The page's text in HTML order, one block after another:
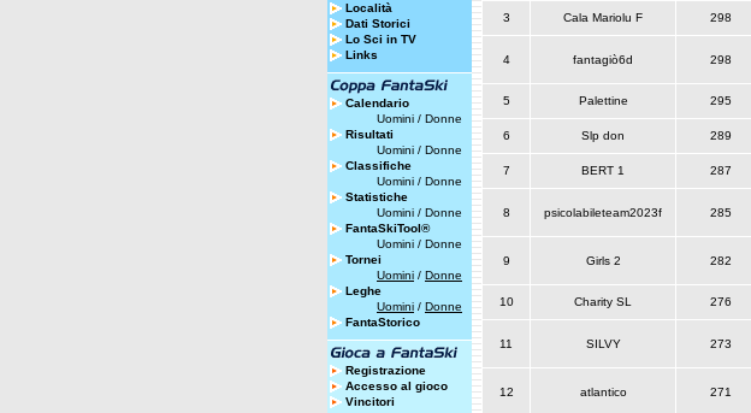
Località
Dati Storici
Lo Sci in TV
Links
Calendario
Uomini / Donne
Risultati
Uomini / Donne
Classifiche
Uomini / Donne
Statistiche
Uomini / Donne
FantaSkiTool®
Uomini / Donne
Tornei
Uomini / Donne
Leghe
Uomini / Donne
FantaStorico
Registrazione
Accesso al gioco
Vincitori
3 Cala Mariolu F 298
4 fantagiò6d 298
5 Palettine 295
6 Slp don 289
7 BERT 1 287
8 psicolabileteam2023f 285
9 Girls 2 282
10 Charity SL 276
11 SILVY 273
12 atlantico 271